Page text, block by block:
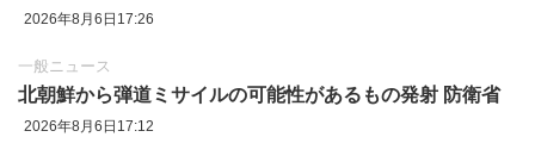
2026年8月6日17:26
一般ニュース
北朝鮮から弾道ミサイルの可能性があるもの発射 防衛省
2026年8月6日17:12